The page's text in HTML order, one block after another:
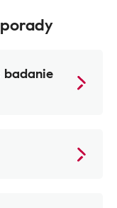
badanie